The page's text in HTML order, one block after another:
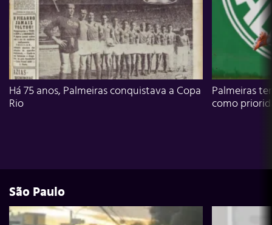
Há 75 anos, Palmeiras conquistava a Copa
Rio
Palmeiras
como
São Paulo